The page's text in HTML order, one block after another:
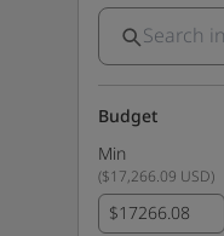
Budget
Min
($17,266.09 USD)
$